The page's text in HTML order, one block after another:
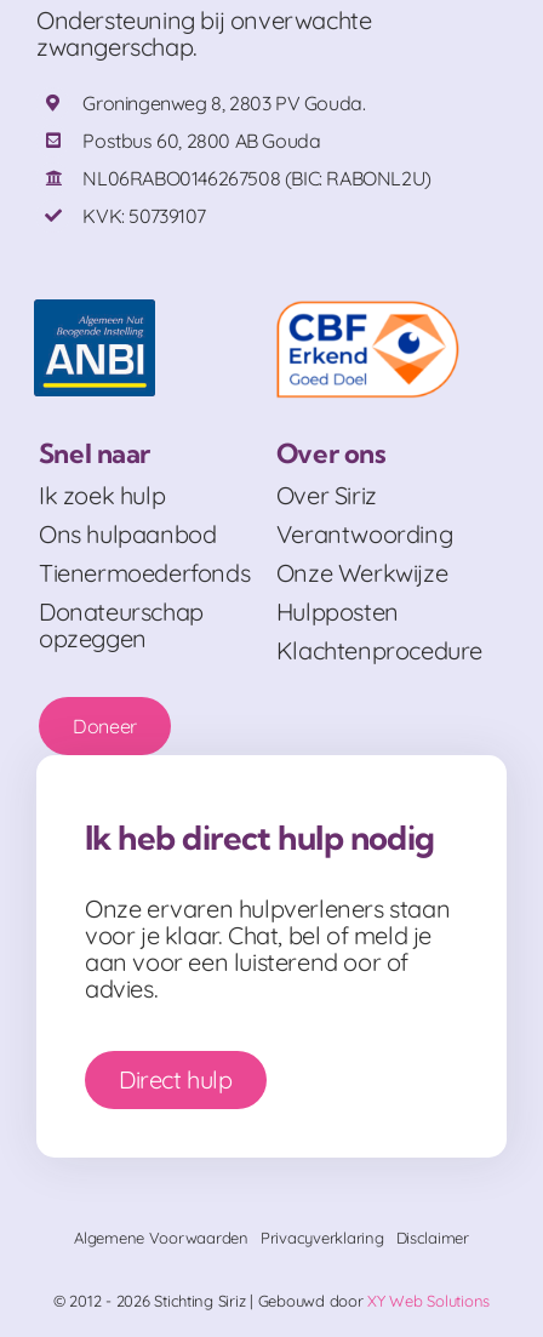
Ondersteuning bij onverwachte
zwangerschap.
Groningenweg 8, 2803 PV Gouda.
Postbus 60, 2800 AB Gouda
NL06RABO0146267508 (BIC: RABONL2U)
KVK: 50739107
Snel naar
Ik zoek hulp
Ons hulpaanbod
Tienermoederfonds
Donateurschap
opzeggen
Doneer
Over ons
Over Siriz
Verantwoording
Onze Werkwijze
Hulpposten
Klachtenprocedure
Ik heb direct hulp nodig
Onze ervaren hulpverleners staan
voor je klaar. Chat, bel of meld je
aan voor een luisterend oor of
advies.
Direct hulp
Algemene Voorwaarden Privacyverklaring Disclaimer
© 2012 - 2026 Stichting Siriz | Gebouwd doorXY Web Solutions